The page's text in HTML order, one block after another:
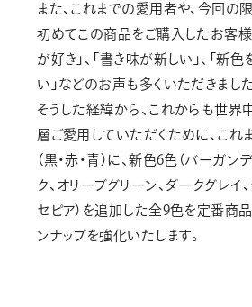
また、これまでの愛用者や、今回の
初めてこの商品をご購入したお客様
が好き」、「書き味が新しい」、「新
い」などのお声も多くいただきました
そうした経緯から、これからも世界
層ご愛用していただくために、これ
（黒・赤・青）に、新色6色（バーガン
ク、オリーブグリーン、ダークグレイ
セピア）を追加した全9色を定番商品
ンナップを強化いたします。